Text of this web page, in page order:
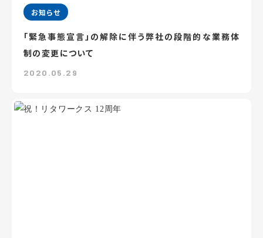
お知らせ
「緊急事態宣言」の解除に伴う弊社の段階的な業務体
制の変更について
2020.05.29